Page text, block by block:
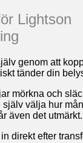
Lightson
genom att
tänder din
mörkna och
välja hur
även det utmärkt.
direkt efter